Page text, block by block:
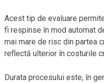
Acest tip de evaluare
fi respinse în mod automat
mai mare de risc din partea
reflectă ulterior în costurile
Durata procesului este, în